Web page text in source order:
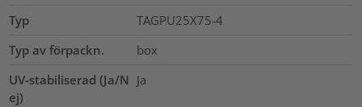
Typ
TAGPU25X75-4
Typ av förpackn.
box
UV-stabiliserad (Ja/N
ej)
Ja